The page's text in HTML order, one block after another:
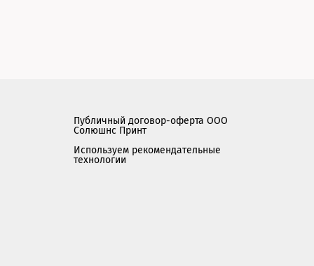
Публичный договор-оферта ООО
Солюшнс Принт
Используем рекомендательные
технологии